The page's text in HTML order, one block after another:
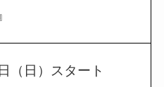
（日）スタート